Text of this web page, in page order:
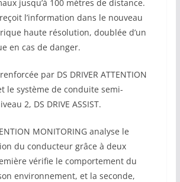
jusqu’à 100 mètres de distance.
l’information dans le nouveau
haute résolution, doublée d’un
en cas de danger.
par DS DRIVER ATTENTION
le système de conduite semi-
2, DS DRIVE ASSIST.
MONITORING analyse le
du conducteur grâce à deux
vérifie le comportement du
environnement, et la seconde,